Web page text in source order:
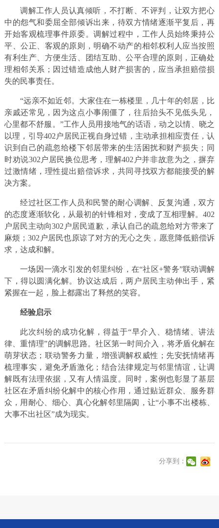
调解工作人员认真倾听，不打断、不评判，让双方把心
中的怨气和委屈全部倾诉出来，待双方情绪逐渐平复后，再
开始客观梳理事件原委。调解过程中，工作人员始终秉持公
平、公正、客观的原则，明确不动产的相邻权利人应当按照
有利生产、方便生活、团结互助、公平合理的原则，正确处
理相邻关系；因过错造成他人财产损害的，应当承担赔偿损
失的民事责任。
“远亲不如近邻。大家住在一栋楼里，几十年的邻居，比
亲戚还常见，因为这点小事闹僵了，往后抬头不见低头见，
心里都不舒服。”工作人员用接地气的话语，动之以情、晓之
以理，引导402户居民正视自身过错，主动承担相应责任，认
识到自己的疏忽给楼下邻居带来的生活困扰和财产损失；同
时劝说302户居民换位思考，理解402户并非故意为之，摒弃
过激情绪，理性提出赔偿诉求，共同寻找双方都能接受的解
决方案。
经过社区工作人员和民警的耐心调解、反复沟通，双方
的态度逐渐软化，从最初的针锋相对，变成了互相理解。402
户居民主动向302户居民道歉，承认自己的疏忽给对方带来了
麻烦；302户居民也原谅了对方的无心之失，愿意降低赔偿诉
求，达成和解。
一场因一滴水引发的邻里纠纷，在“社区+警务”联动调解
下，得以圆满化解。协议达成后，两户居民主动伸出手，紧
紧握在一起，脸上都露出了释然的笑容。
经验启示
此次纠纷的成功化解，得益于“早介入、稳情绪、讲法
律、重情理”的调解思路。社区第一时间介入，将矛盾化解在
萌芽状态；联动警务力量，增强调解权威性；先安抚情绪再
梳理事实，避免矛盾激化；结合法律规定与邻里情谊，让调
解既有法理依据，又有人情温度。同时，案例也彰显了基层
社区在矛盾纠纷化解中的核心作用，通过贴近群众、服务群
众，用耐心、细心、真心化解邻里隔阂，让“小事不出楼栋、
大事不出社区”成为现实。
分享到：